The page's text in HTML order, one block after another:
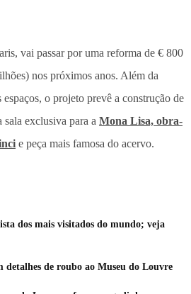
vai passar por uma reforma de € 800
nos próximos anos. Além da
o projeto prevê a construção de
sala exclusiva para a Mona Lisa, obra-
e peça mais famosa do acervo.
dos mais visitados do mundo; veja
detalhes de roubo ao Museu do Louvre